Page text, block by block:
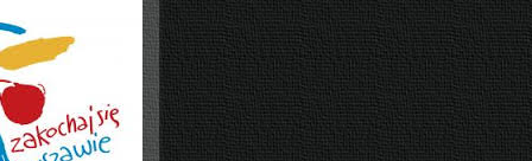
– MŁODZIEŻ
– DOROŚLI
POSŁÓW GRECKICH
KRAWCA DAWIDA